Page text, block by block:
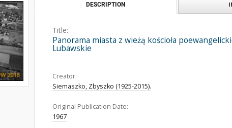
DESCRIPTION
Title:
Panorama miasta z wieżą kościoła
Lubawskie
Creator:
Siemaszko, Zbyszko (1925-2015).
Original Publication Date:
1967